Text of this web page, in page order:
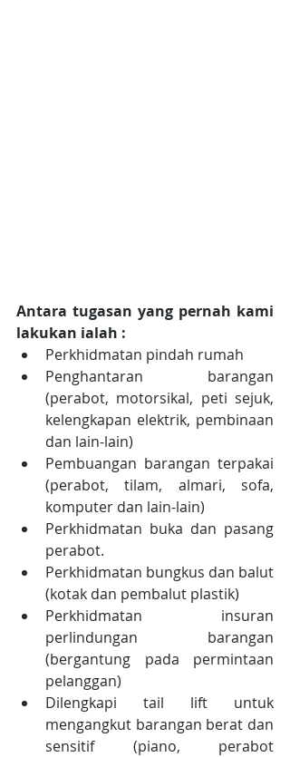
Antara tugasan yang pernah kami
lakukan ialah :
Perkhidmatan pindah rumah
Penghantaran barangan
(perabot, motorsikal, peti sejuk,
kelengkapan elektrik, pembinaan
dan lain-lain)
Pembuangan barangan terpakai
(perabot, tilam, almari, sofa,
komputer dan lain-lain)
Perkhidmatan buka dan pasang
perabot.
Perkhidmatan bungkus dan balut
(kotak dan pembalut plastik)
Perkhidmatan insuran
perlindungan barangan
(bergantung pada permintaan
pelanggan)
Dilengkapi tail lift untuk
mengangkut barangan berat dan
sensitif (piano, perabot